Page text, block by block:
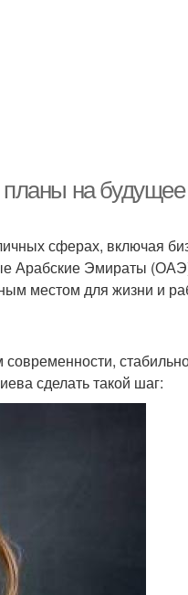
на будущее
сферах, включая
Арабские Эмираты
местом для жизни и
сделать такой шаг: